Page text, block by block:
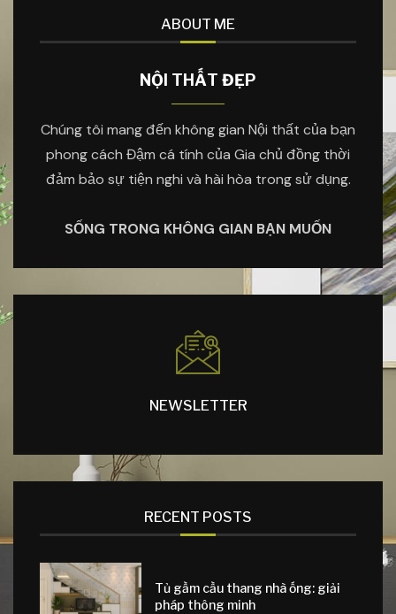
ABOUT ME
NỘI THẤT ĐẸP
Chúng tôi mang đến không gian Nội thất của bạn
phong cách Đậm cá tính của Gia chủ đồng thời
đảm bảo sự tiện nghi và hài hòa trong sử dụng.
SỐNG TRONG KHÔNG GIAN BẠN MUỐN
NEWSLETTER
RECENT POSTS
Tủ gầm cầu thang nhà ống: giải
pháp thông minh